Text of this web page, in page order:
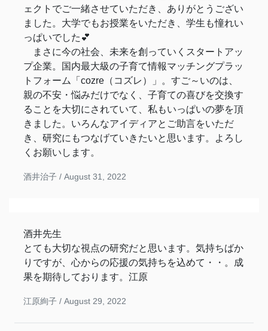
ェクトでご一緒させていただき、ありがとうござい
ました。大学でもお授業をいただき、学生も憧れい
っぱいでした💕
まさに今の社会、未来を創っていくスタートアッ
プ企業。国内最大級の子育て情報マッチングプラッ
トフォーム「cozre（コズレ）」。すご～いのは、
親の不安・悩みだけでなく、子育ての喜びを交換す
ることを大切にされていて、私もいっぱいの夢を頂
きました。いろんなアイディアとご助言をいただ
き、研究にもつなげていきたいと思います。よろし
くお願いします。
酒井治子 / August 31, 2022
酒井先生
とても大切な視点の研究だと思います。気持ちばか
りですが、心からの応援の気持ちを込めて・・。成
果を期待しております。江原
江原絢子 / August 29, 2022